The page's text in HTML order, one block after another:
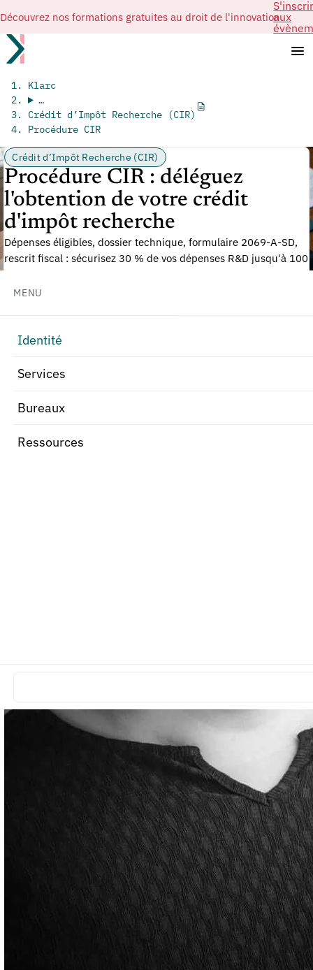
Découvrez nos formations gratuites au droit de l'innovationaux
MENU
Identité
Services
Bureaux
Ressources
Klarc
…
Crédit d’Impôt Recherche (CIR)
Procédure CIR
Crédit d’Impôt Recherche (CIR)
Procédure CIR : déléguez
l'obtention de votre crédit
d'impôt recherche
Dépenses éligibles, dossier technique, formulaire 2069-A-SD,
rescrit fiscal : sécurisez 30 % de vos dépenses R&D jusqu'à 100